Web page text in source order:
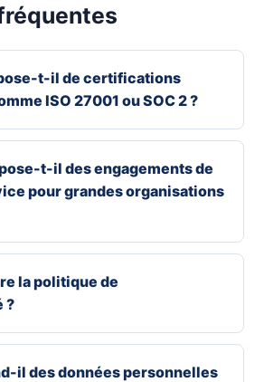
t-il de certifications
ISO 27001 ou SOC 2 ?
t-il des engagements de
pour grandes organisations
la politique de
?
il des données personnelles